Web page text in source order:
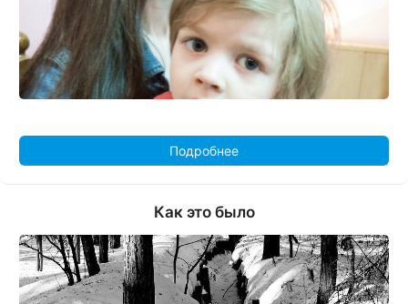
Подробнее
Как это было